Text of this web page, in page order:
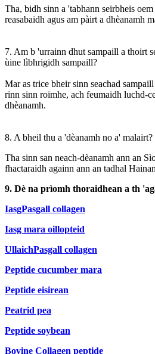
Tha, bidh sinn a 'tabhann seirbheis
reasabaidh agus am pàirt a dhèanamh
7. Am b 'urrainn dhut sampaill a thoirt
ùine lìbhrigidh sampaill?
Mar as trice bheir sinn seachad
rinn sinn roimhe, ach feumaidh luchd-
dhèanamh.
8. A bheil thu a 'dèanamh no a' malairt?
Tha sinn san neach-dèanamh ann an
fhactaraidh againn ann an tadhal
9. Dè na prìomh thoraidhean a th
IasgPasgall collagen
Iasg mara oillopteid
UllaichPasgall collagen
Peptide cucumber mara
Peptide eisirean
Peatrid pea
Peptide soybean
Bovine Collagen peptide